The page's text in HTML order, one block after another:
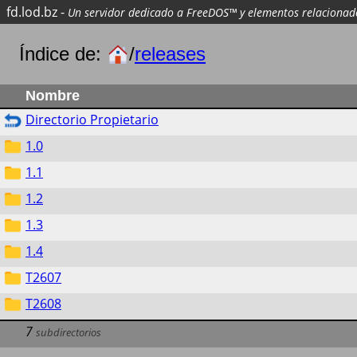
fd.lod.bz- Un servidor dedicado a FreeDOS™ y elementos
Índice de: /releases
Nombre
Directorio Propietario
1.0
1.1
1.2
1.3
1.4
T2607
T2608
7 subdirectorios